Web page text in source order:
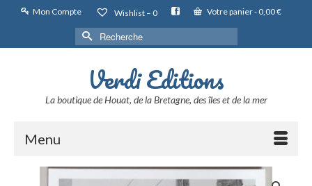
Mon Compte Wishlist – 0 Votre panier- 0,00€
Rechercher :
Verdi Editions
La boutique de Houat, de la Bretagne, des îles et de la mer
Menu